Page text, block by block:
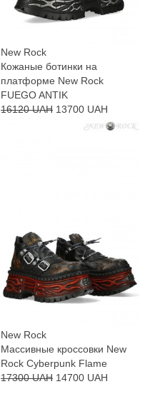
New Rock
Кожаные ботинки на
платформе New Rock
FUEGO ANTIK
16120 UAH 13700 UAH
New Rock
Массивные кроссовки New
Rock Cyberpunk Flame
17300 UAH 14700 UAH